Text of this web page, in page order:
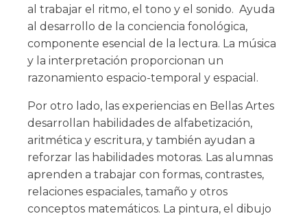
al trabajar el ritmo, el tono y el sonido. Ayuda
al desarrollo de la conciencia fonológica,
componente esencial de la lectura. La música
y la interpretación proporcionan un
razonamiento espacio-temporal y espacial.
Por otro lado, las experiencias en Bellas Artes
desarrollan habilidades de alfabetización,
aritmética y escritura, y también ayudan a
reforzar las habilidades motoras. Las alumnas
aprenden a trabajar con formas, contrastes,
relaciones espaciales, tamaño y otros
conceptos matemáticos. La pintura, el dibujo